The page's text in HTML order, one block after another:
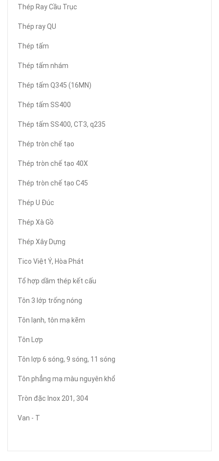
Thép Ray Cầu Trục
Thép ray QU
Thép tấm
Thép tấm nhám
Thép tấm Q345 (16MN)
Thép tấm SS400
Thép tấm SS400, CT3, q235
Thép tròn chế tạo
Thép tròn chế tạo 40X
Thép tròn chế tạo C45
Thép U Đúc
Thép Xà Gồ
Thép Xây Dựng
Tico Việt Ý, Hòa Phát
Tổ hợp dầm thép kết cấu
Tôn 3 lớp trống nóng
Tôn lạnh, tôn mạ kẽm
Tôn Lợp
Tôn lợp 6 sóng, 9 sóng, 11 sóng
Tôn phẳng mạ màu nguyên khổ
Tròn đặc Inox 201, 304
Van - T